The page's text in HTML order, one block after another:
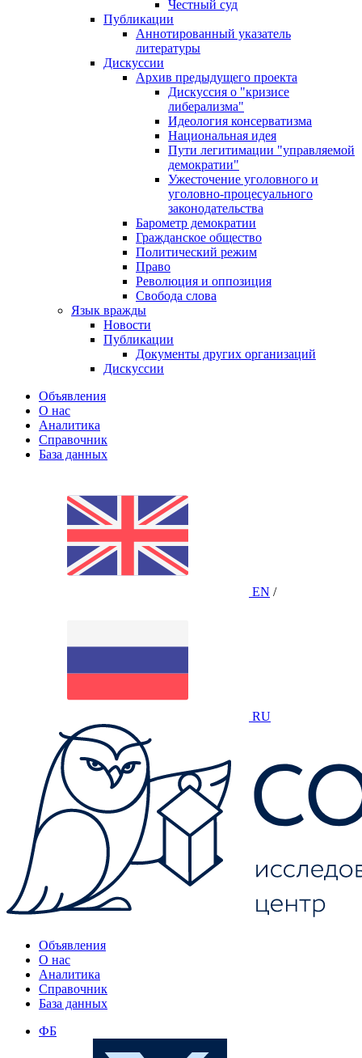
Честный суд
Публикации
Аннотированный указатель
литературы
Дискуссии
Архив предыдущего проекта
Дискуссия о "кризисе
либерализма"
Идеология консерватизма
Национальная идея
Пути легитимации "управляемой
демократии"
Ужесточение уголовного и
уголовно-процесуального
законодательства
Барометр демократии
Гражданское общество
Политический режим
Право
Революция и оппозиция
Свобода слова
Язык вражды
Новости
Публикации
Документы других организаций
Дискуссии
Объявления
О нас
Аналитика
Справочник
База данных
EN /
RU
Объявления
О нас
Аналитика
Справочник
База данных
ФБ